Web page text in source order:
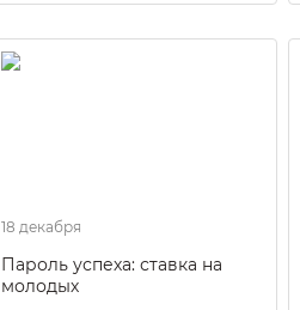
18 декабря
Пароль успеха: ставка на
молодых